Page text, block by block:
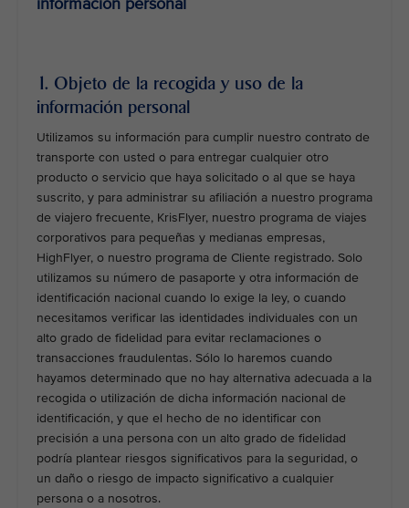
1. Objeto de la recogida y uso de la
información personal
Utilizamos su información para cumplir nuestro contrato de
transporte con usted o para entregar cualquier otro
producto o servicio que haya solicitado o al que se haya
suscrito, y para administrar su afiliación a nuestro programa
de viajero frecuente, KrisFlyer, nuestro programa de viajes
corporativos para pequeñas y medianas empresas,
HighFlyer, o nuestro programa de Cliente registrado. Solo
utilizamos su número de pasaporte y otra información de
identificación nacional cuando lo exige la ley, o cuando
necesitamos verificar las identidades individuales con un
alto grado de fidelidad para evitar reclamaciones o
transacciones fraudulentas. Sólo lo haremos cuando
hayamos determinado que no hay alternativa adecuada a la
recogida o utilización de dicha información nacional de
identificación, y que el hecho de no identificar con
precisión a una persona con un alto grado de fidelidad
podría plantear riesgos significativos para la seguridad, o
un daño o riesgo de impacto significativo a cualquier
persona o a nosotros.